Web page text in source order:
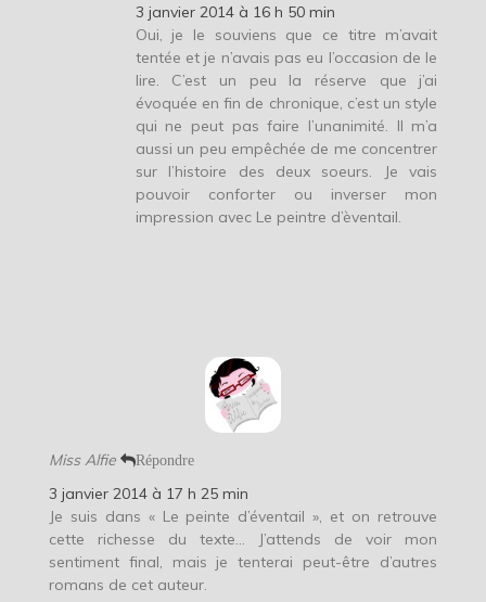
3 janvier 2014 à 16 h 50 min
Oui, je le souviens que ce titre m’avait
tentée et je n’avais pas eu l’occasion de le
lire. C’est un peu la réserve que j’ai
évoquée en fin de chronique, c’est un style
qui ne peut pas faire l’unanimité. Il m’a
aussi un peu empêchée de me concentrer
sur l’histoire des deux soeurs. Je vais
pouvoir conforter ou inverser mon
impression avec Le peintre d’èventail.
Miss Alfie Répondre
3 janvier 2014 à 17 h 25 min
Je suis dans « Le peinte d’éventail », et on retrouve
cette richesse du texte… J’attends de voir mon
sentiment final, mais je tenterai peut-être d’autres
romans de cet auteur.